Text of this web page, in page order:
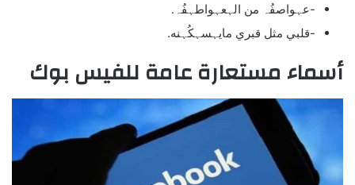
-عہواصفُہ من الہعہواطہفُہ.
-قلبي مثل قبري مايہسہكُہنه.
أسماء مستعارة عامة للفيس بوك